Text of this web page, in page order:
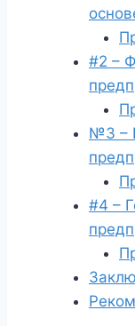
#2 –
№3 –
#4 –